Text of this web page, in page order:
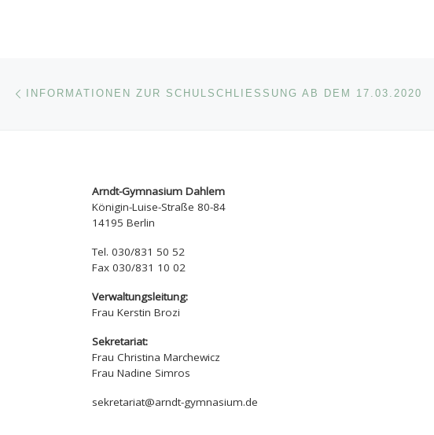
Beitragsnavigation
INFORMATIONEN ZUR SCHULSCHLIESSUNG AB DEM 17.03.2020
Arndt-Gymnasium Dahlem
Königin-Luise-Straße 80-84
14195 Berlin
Tel. 030/831 50 52
Fax 030/831 10 02
Verwaltungsleitung:
Frau Kerstin Brozi
Sekretariat:
Frau Christina Marchewicz
Frau Nadine Simros
sekretariat@arndt-gymnasium.de